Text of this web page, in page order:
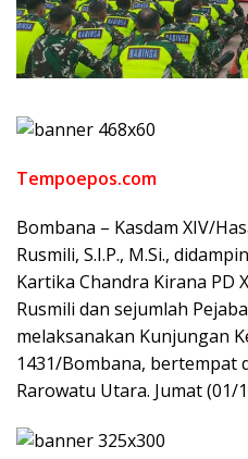
Tempoepos.com
Bombana – Kasdam XIV/
Rusmili, S.I.P., M.Si.,
Kartika Chandra Kirana PD
Rusmili dan sejumlah
melaksanakan Kunjungan
1431/Bombana, bertempat
Rarowatu Utara. Jumat (01/